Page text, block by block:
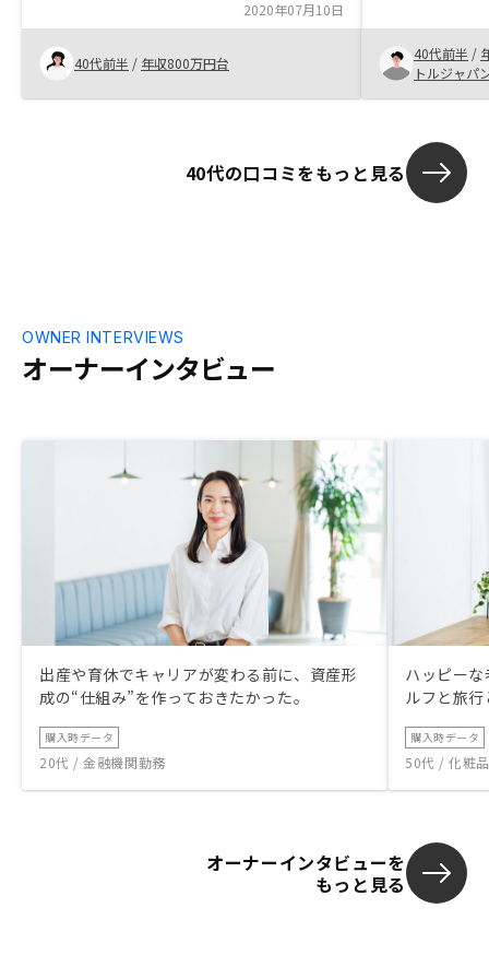
かったです。すぐに購入する予定はなかっ
たのですが、良い条件の物件を紹介いただ
いたことが決め手となりました。新型コロ
ナの影響で、急遽オンラインでご対応いた
だきましたので慣れていないところもあっ
2020年07月10日
40代前半 / 年収800万円台
た。また、過
たので、引き
40代前半 /
トルジャパ
40代の口コミをもっと見る
オーナーインタビュー
OWNER INTERVIEWS
出産や育休でキャリアが変わる前に、資産形
成の“仕組み”を作っておきたかった。
購入時データ
20代 / 金融機関勤務
ハッピー
ルフと旅
購入時データ
50代 / 化粧
オーナーインタビューを
もっと見る